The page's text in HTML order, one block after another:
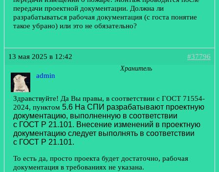
передачи проектной документации. Должна ли
разрабатываться рабочая документация (с госта понятие
такое убрано) или это не обязательно?
13 мая 2025 в 12:42 #37796
admin
Хранитель
Здравствуйте! Да Вы правы, в соответствии с ГОСТ 71554-
2024, пунктом 5.6 На СПИ разрабатывают проектную
документацию, выполненную в соответствии
с ГОСТ Р 21.101. Внесение изменений в проектную
документацию следует выполнять в соответствии
с ГОСТ Р 21.101.
То есть да, просто проекта будет достаточно, рабочая
документация в требованиях не указана.